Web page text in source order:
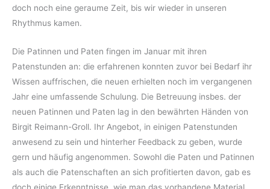
doch noch eine geraume Zeit, bis wir wieder in unseren
Rhythmus kamen.
Die Patinnen und Paten fingen im Januar mit ihren
Patenstunden an: die erfahrenen konnten zuvor bei Bedarf ihr
Wissen auffrischen, die neuen erhielten noch im vergangenen
Jahr eine umfassende Schulung. Die Betreuung insbes. der
neuen Patinnen und Paten lag in den bewährten Händen von
Birgit Reimann-Groll. Ihr Angebot, in einigen Patenstunden
anwesend zu sein und hinterher Feedback zu geben, wurde
gern und häufig angenommen. Sowohl die Paten und Patinnen
als auch die Patenschaften an sich profitierten davon, gab es